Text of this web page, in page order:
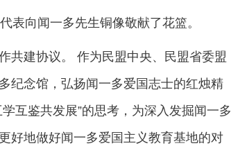
向闻一多先生铜像敬献了花篮。
建协议。 作为民盟中央、民盟省委盟
纪念馆，弘扬闻一多爱国志士的红烛精
互鉴共发展”的思考，为深入发掘闻一多
好地做好闻一多爱国主义教育基地的对